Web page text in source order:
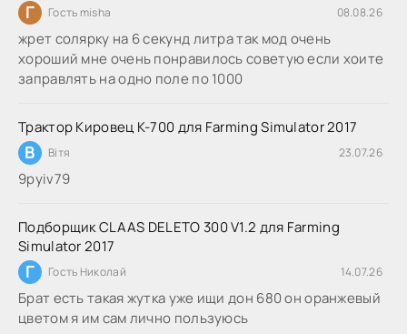
Г Гость misha 08.08.26
жрет солярку на 6 секунд литра так мод очень
хороший мне очень понравилось советую если хоите
заправлять на одно поле по 1000
Трактор Кировец К-700 для Farming Simulator 2017
В Вітя 23.07.26
9руіv79
Подборщик CLAAS DELETO 300 V1.2 для Farming
Simulator 2017
Г Гость Николай 14.07.26
Брат есть такая жутка уже ищи дон 680 он оранжевый
цветом я им сам лично пользуюсь